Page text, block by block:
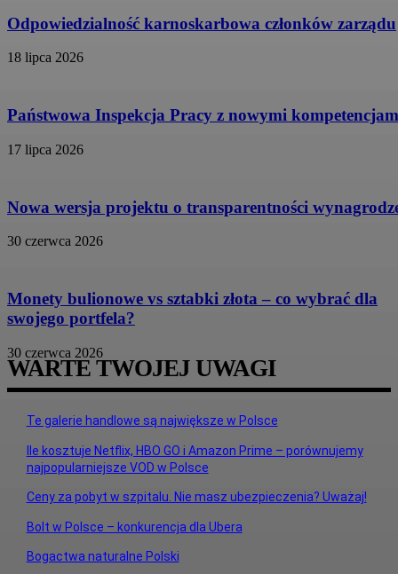
Odpowiedzialność karnoskarbowa członków zarządu
18 lipca 2026
Państwowa Inspekcja Pracy z nowymi
17 lipca 2026
Nowa wersja projektu o transparentności
30 czerwca 2026
Monety bulionowe vs sztabki złota – co wybrać dla
swojego portfela?
30 czerwca 2026
WARTE TWOJEJ UWAGI
Te galerie handlowe są największe w Polsce
Ile kosztuje Netflix, HBO GO i Amazon Prime – porównujemy
najpopularniejsze VOD w Polsce
Ceny za pobyt w szpitalu. Nie masz ubezpieczenia? Uważaj!
Bolt w Polsce – konkurencja dla Ubera
Bogactwa naturalne Polski